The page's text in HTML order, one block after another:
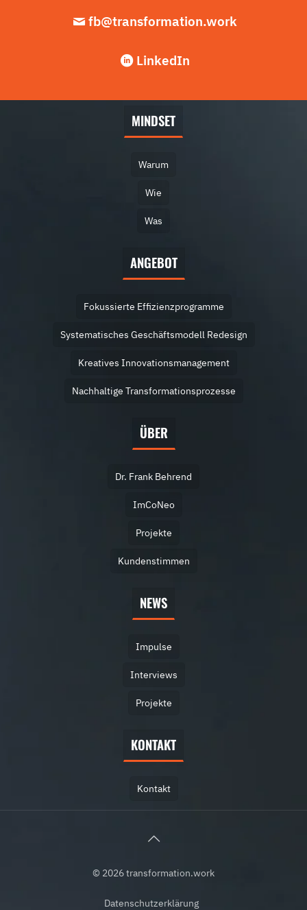
fb@transformation.work
LinkedIn
MINDSET
Warum
Wie
Was
ANGEBOT
Fokussierte Effizienzprogramme
Systematisches Geschäftsmodell Redesign
Kreatives Innovationsmanagement
Nachhaltige Transformationsprozesse
ÜBER
Dr. Frank Behrend
ImCoNeo
Projekte
Kundenstimmen
NEWS
Impulse
Interviews
Projekte
KONTAKT
Kontakt
© 2026 transformation.work
Datenschutz­erklärung